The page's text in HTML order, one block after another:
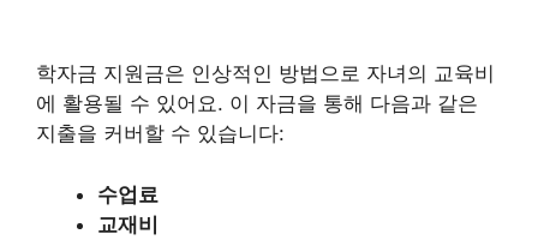
학자금 지원금은 인상적인 방법으로 자녀의 교육비
에 활용될 수 있어요. 이 자금을 통해 다음과 같은
지출을 커버할 수 있습니다:
수업료
교재비